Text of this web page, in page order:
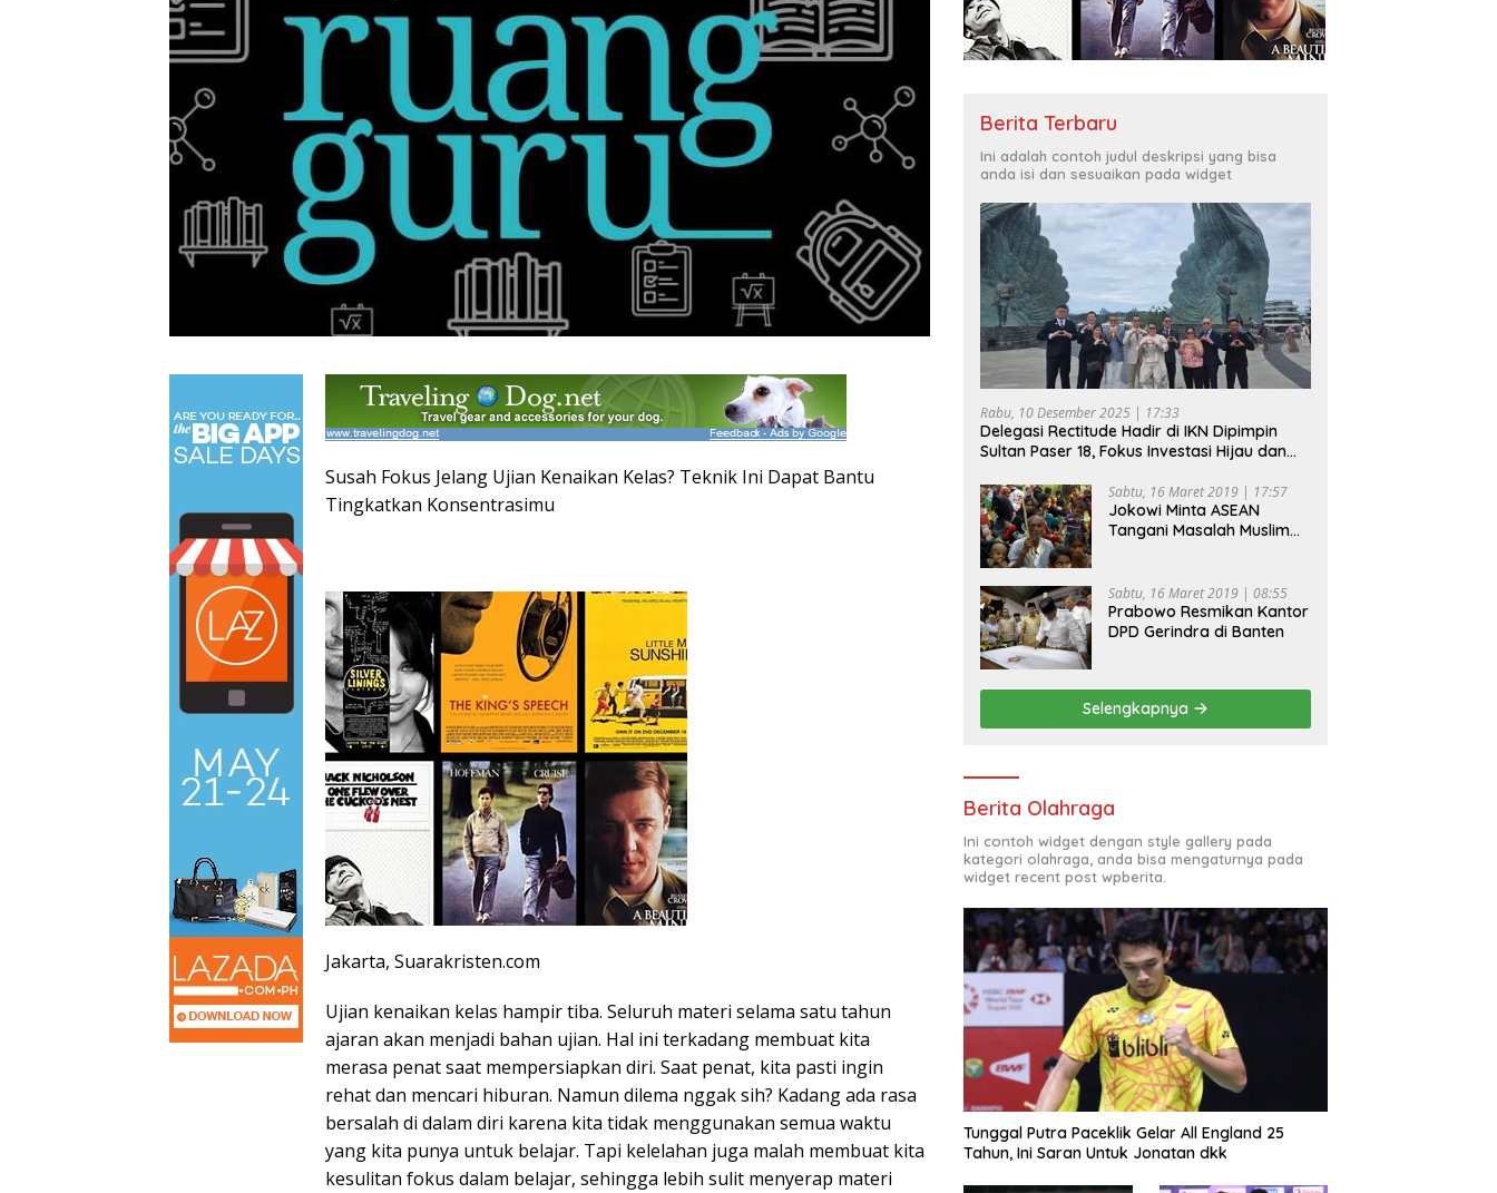
Susah Fokus Jelang Ujian Kenaikan Kelas? Teknik Ini Dapat Bantu
Tingkatkan Konsentrasimu
Jakarta, Suarakristen.com
Ujian kenaikan kelas hampir tiba. Seluruh materi selama satu tahun
ajaran akan menjadi bahan ujian. Hal ini terkadang membuat kita
merasa penat saat mempersiapkan diri. Saat penat, kita pasti ingin
rehat dan mencari hiburan. Namun dilema nggak sih? Kadang ada rasa
bersalah di dalam diri karena kita tidak menggunakan semua waktu
yang kita punya untuk belajar. Tapi kelelahan juga malah membuat kita
kesulitan fokus dalam belajar, sehingga lebih sulit menyerap materi
Berita Terbaru
Ini adalah contoh judul deskripsi yang bisa
anda isi dan sesuaikan pada widget
Rabu, 10 Desember 2025 | 17:33
Delegasi Rectitude Hadir di IKN Dipimpin
Sultan Paser 18, Fokus Investasi Hijau dan
Sabtu, 16 Maret 2019 | 17:57
Jokowi Minta ASEAN
Tangani Masalah Muslim
Sabtu, 16 Maret 2019 | 08:55
Prabowo Resmikan Kantor
DPD Gerindra di Banten
Selengkapnya
Berita Olahraga
Ini contoh widget dengan style gallery pada
kategori olahraga, anda bisa mengaturnya pada
widget recent post wpberita.
Tunggal Putra Paceklik Gelar All England 25
Tahun, Ini Saran Untuk Jonatan dkk